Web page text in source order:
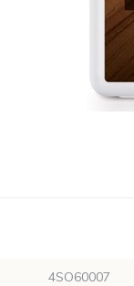
4SO60007